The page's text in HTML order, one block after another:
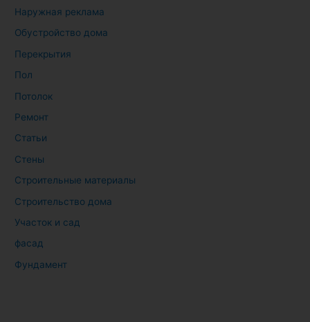
Наружная реклама
Обустройство дома
Перекрытия
Пол
Потолок
Ремонт
Статьи
Стены
Строительные материалы
Строительство дома
Участок и сад
фасад
Фундамент